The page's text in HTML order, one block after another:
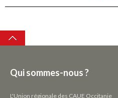
Top
Qui sommes-nous ?
L'Union régionale des CAUE Occitanie